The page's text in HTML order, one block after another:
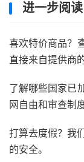
进一步阅读
喜欢特价商品？
直接来自提供商
了解哪些国家已
网自由和审查制度
打算去度假？我
的安全。